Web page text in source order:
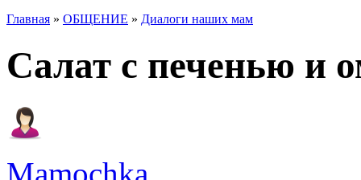
Главная » ОБЩЕНИЕ » Диалоги наших мам
Салат с печенью и
Mamochka